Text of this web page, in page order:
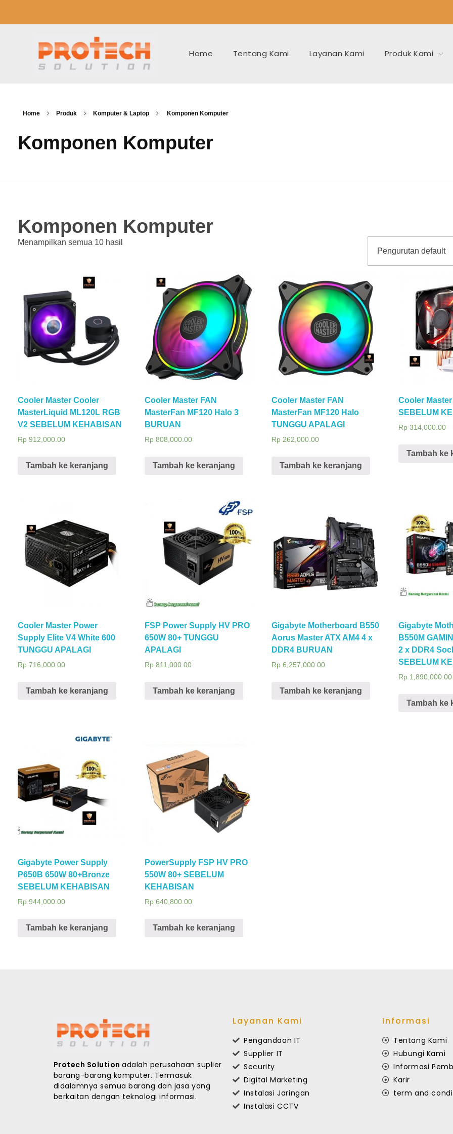
Home Tentang Kami Layanan Kami Produk Kami
Home Produk Komputer & Laptop Komponen Komputer
Komponen Komputer
Komponen Komputer
Menampilkan semua 10 hasil
Cooler Master Cooler
MasterLiquid ML120L RGB
V2 SEBELUM KEHABISAN
Rp 912,000.00
Tambah ke keranjang
Cooler Master FAN
MasterFan MF120 Halo 3
BURUAN
Rp808,000.00
Tambah ke keranjang
Cooler Master FAN
MasterFan MF120 Halo
TUNGGU APALAGI
Rp262,000.00
Tambah ke keranjang
Cooler
SEBELUM
Rp314,000.00
Tambah ke
Cooler Master Power
Supply Elite V4 White 600
TUNGGU APALAGI
Rp 716,000.00
Tambah ke keranjang
FSP Power Supply HV PRO
650W 80+ TUNGGU
APALAGI
Rp811,000.00
Tambah ke keranjang
Gigabyte Motherboard B550
Aorus Master ATX AM4 4 x
DDR4 BURUAN
Rp6,257,000.00
Tambah ke keranjang
Gigabyte
B550M
2 x DDR4
SEBELUM
Rp1,890,000.00
Tambah ke
Gigabyte Power Supply
P650B 650W 80+Bronze
SEBELUM KEHABISAN
Rp 944,000.00
Tambah ke keranjang
PowerSupply FSP HV PRO
550W 80+ SEBELUM
KEHABISAN
Rp640,800.00
Tambah ke keranjang
Protech Solution adalah perusahaan suplier
barang-barang komputer. Termasuk
didalamnya semua barang dan jasa yang
berkaitan dengan teknologi informasi.
Layanan Kami
Pengandaan IT
Supplier IT
Security
Digital Marketing
Instalasi Jaringan
Instalasi CCTV
Informasi
Tentang Kami
Hubungi Kami
Informasi
Karir
term and